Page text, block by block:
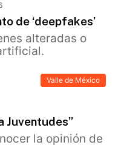
de ‘deepfakes’
alteradas o
Valle de México
Juventudes”
la opinión de